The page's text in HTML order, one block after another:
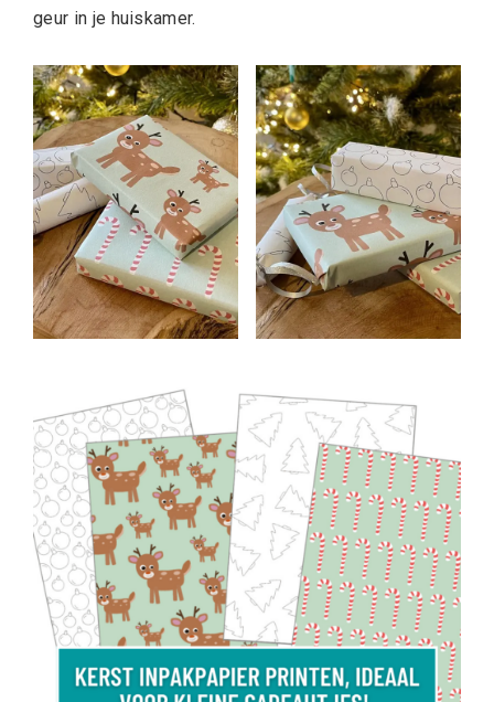
geur in je huiskamer.